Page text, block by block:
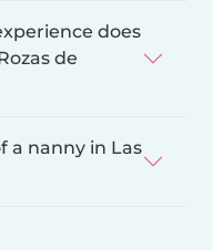
does
de
a nanny in Las